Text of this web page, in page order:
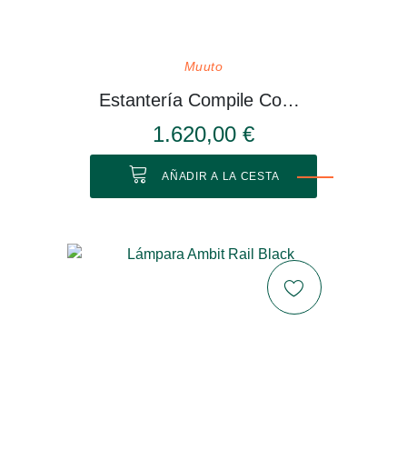
Muuto
Estantería Compile Configuración 3
1.620,00 €
AÑADIR A LA CESTA